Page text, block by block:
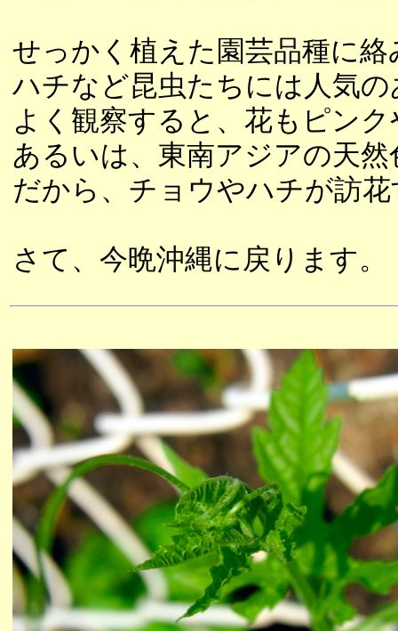
せっかく植えた園芸品種に
ハチなど昆虫たちには人気
よく観察すると、花もピン
あるいは、東南アジアの天
だから、チョウやハチが訪
さて、今晩沖縄に戻ります。